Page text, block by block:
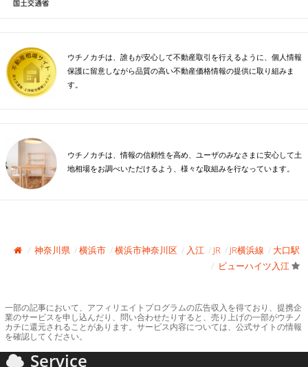
ウチノカチは、誰もが安心して不動産取引を行えるように、個人情報
保護に留意しながら品質の高い不動産価格情報の提供に取り組みま
す。
ウチノカチは、情報の信頼性を高め、ユーザのみなさまに安心して土
地相場をお調べいただけるよう、様々な取組みを行なっています。
神奈川県 横浜市 横浜市神奈川区 入江 JR JR横浜線
大口駅
ビューハイツ入江
一部の記事において、アフィリエイトプログラムの広告収入を得ており、提携企
業のサービスを申し込んだり、問い合わせたりすると、売り上げの一部がウチノ
カチに還元されることがあります。サービス内容については、公式サイトの情報
を確認してください。
Service